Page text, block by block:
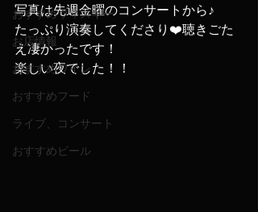
おすすめウィスキー
お店情報
おすすめワイン
おすすめフード
ライブ、コンサート
おすすめビール
写真は先週金曜のコンサートから♪
たっぷり演奏してくださり❤️聴きごた
え凄かったです！
楽しい夜でした！！